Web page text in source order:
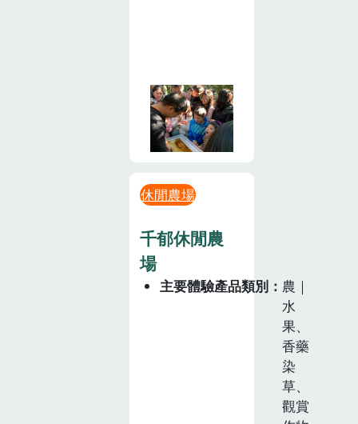
休閒農場
千郁休閒農
場
主要體驗產品類別
農｜
水
果、
香藥
染
草、
觀賞